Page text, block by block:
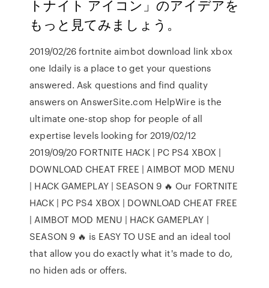
トナイト アイコン」のアイデアを
もっと見てみましょう。
2019/02/26 fortnite aimbot download link xbox
one Idaily is a place to get your questions
answered. Ask questions and find quality
answers on AnswerSite.com HelpWire is the
ultimate one-stop shop for people of all
expertise levels looking for 2019/02/12
2019/09/20 FORTNITE HACK | PC PS4 XBOX |
DOWNLOAD CHEAT FREE | AIMBOT MOD MENU
| HACK GAMEPLAY | SEASON 9 🔥 Our FORTNITE
HACK | PC PS4 XBOX | DOWNLOAD CHEAT FREE
| AIMBOT MOD MENU | HACK GAMEPLAY |
SEASON 9 🔥 is EASY TO USE and an ideal tool
that allow you do exactly what it's made to do,
no hiden ads or offers.